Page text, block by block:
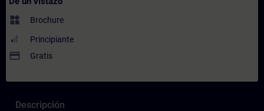
widgets Brochure
Principiante
payment Gratis
Descripción